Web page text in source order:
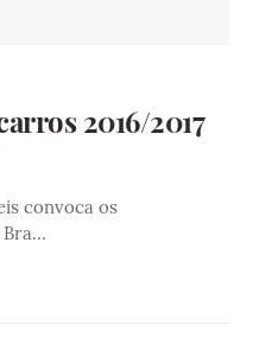
2016/2017
convoca os
Bra…